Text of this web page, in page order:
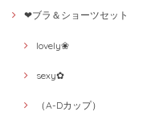
❤ブラ＆ショーツセット
lovely❀
sexy✿
（A-Dカップ）